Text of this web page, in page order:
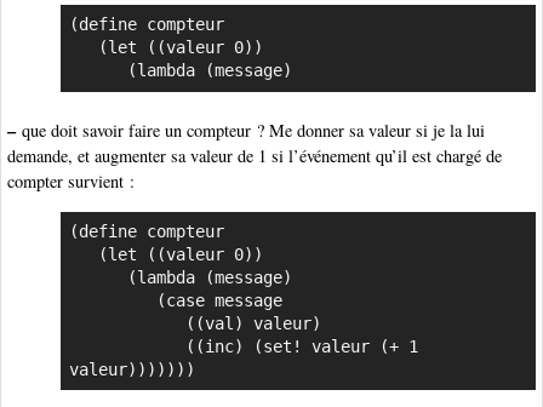
(define compteur
      (lambda (message)
–que doit savoir faire un compteur ? Me donner sa valeur si je la lui
demande, et augmenter sa valeur de 1 si l’événement qu’il est chargé de
compter survient :
(define compteur
valeur)))))))